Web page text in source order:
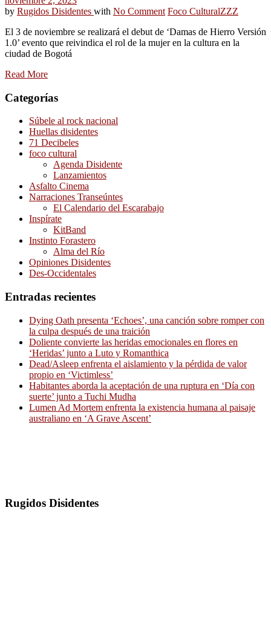
by Rugidos Disidentes with No Comment Foco CulturalZZZ
El 3 de noviembre se realizará el debut de ‘Damas de Hierro Versión
1.0’ evento que reivindica el rol de la mujer en la cultura en la
ciudad de Bogotá
Read More
Categorías
Súbele al rock nacional
Huellas disidentes
71 Decibeles
foco cultural
Agenda Disidente
Lanzamientos
Asfalto Cinema
Narraciones Transeúntes
El Calendario del Escarabajo
Inspírate
KitBand
Instinto Forastero
Alma del Río
Opiniones Disidentes
Des-Occidentales
Entradas recientes
Dying Oath presenta ‘Echoes’, una canción sobre romper con
la culpa después de una traición
Doliente convierte las heridas emocionales en flores en
‘Heridas’ junto a Luto y Romanthica
Dead/Asleep enfrenta el aislamiento y la pérdida de valor
propio en ‘Victimless’
Habitantes aborda la aceptación de una ruptura en ‘Día con
suerte’ junto a Tuchi Mudha
Lumen Ad Mortem enfrenta la existencia humana al paisaje
australiano en ‘A Grave Ascent’
Rugidos Disidentes